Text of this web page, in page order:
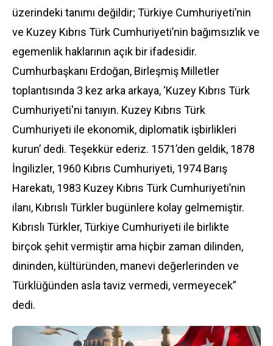
üzerindeki tanımı değildir; Türkiye Cumhuriyeti’nin
ve Kuzey Kıbrıs Türk Cumhuriyeti’nin bağımsızlık ve
egemenlik haklarının açık bir ifadesidir.
Cumhurbaşkanı Erdoğan, Birleşmiş Milletler
toplantısında 3 kez arka arkaya, ‘Kuzey Kıbrıs Türk
Cumhuriyeti'ni tanıyın. Kuzey Kıbrıs Türk
Cumhuriyeti ile ekonomik, diplomatik işbirlikleri
kurun’ dedi. Teşekkür ederiz. 1571’den geldik, 1878
İngilizler, 1960 Kıbrıs Cumhuriyeti, 1974 Barış
Harekatı, 1983 Kuzey Kıbrıs Türk Cumhuriyeti’nin
ilanı, Kıbrıslı Türkler bugünlere kolay gelmemiştir.
Kıbrıslı Türkler, Türkiye Cumhuriyeti ile birlikte
birçok şehit vermiştir ama hiçbir zaman dilinden,
dininden, kültüründen, manevi değerlerinden ve
Türklüğünden asla taviz vermedi, vermeyecek”
dedi.